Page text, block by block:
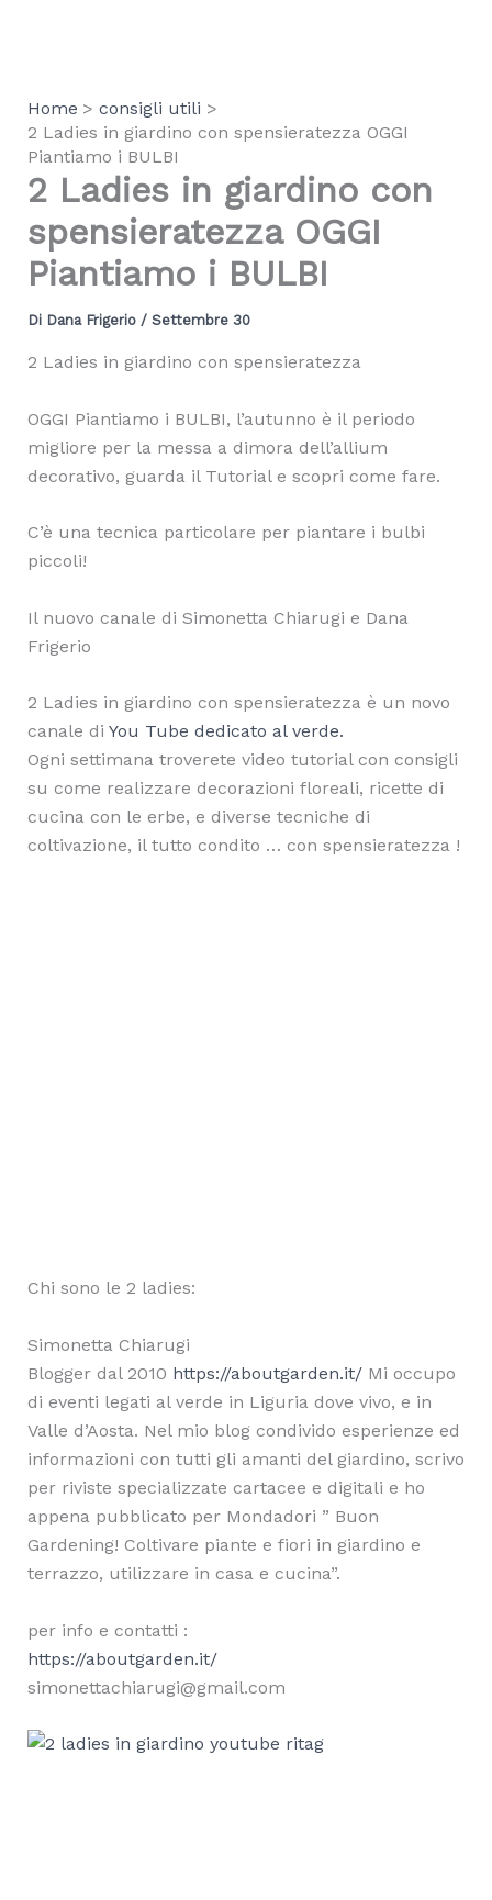
Home
consigli utili
2 Ladies in giardino con spensieratezza OGGI
Piantiamo i BULBI
2 Ladies in giardino con
spensieratezza OGGI
Piantiamo i BULBI
Di Dana Frigerio / Settembre 30
2 Ladies in giardino con spensieratezza
OGGI Piantiamo i BULBI, l’autunno è il periodo
migliore per la messa a dimora dell’allium
decorativo, guarda il Tutorial e scopri come fare.
C’è una tecnica particolare per piantare i bulbi
piccoli!
Il nuovo canale di Simonetta Chiarugi e Dana
Frigerio
2 Ladies in giardino con spensieratezza è un novo
canale di You Tube dedicato al verde.
Ogni settimana troverete video tutorial con consigli
su come realizzare decorazioni floreali, ricette di
cucina con le erbe, e diverse tecniche di
coltivazione, il tutto condito … con spensieratezza !
Chi sono le 2 ladies:
Simonetta Chiarugi
Blogger dal 2010 https://aboutgarden.it/Mi occupo
di eventi legati al verde in Liguria dove vivo, e in
Valle d’Aosta. Nel mio blog condivido esperienze ed
informazioni con tutti gli amanti del giardino, scrivo
per riviste specializzate cartacee e digitali e ho
appena pubblicato per Mondadori ” Buon
Gardening! Coltivare piante e fiori in giardino e
terrazzo, utilizzare in casa e cucina”.
per info e contatti :
https://aboutgarden.it/
simonettachiarugi@gmail.com